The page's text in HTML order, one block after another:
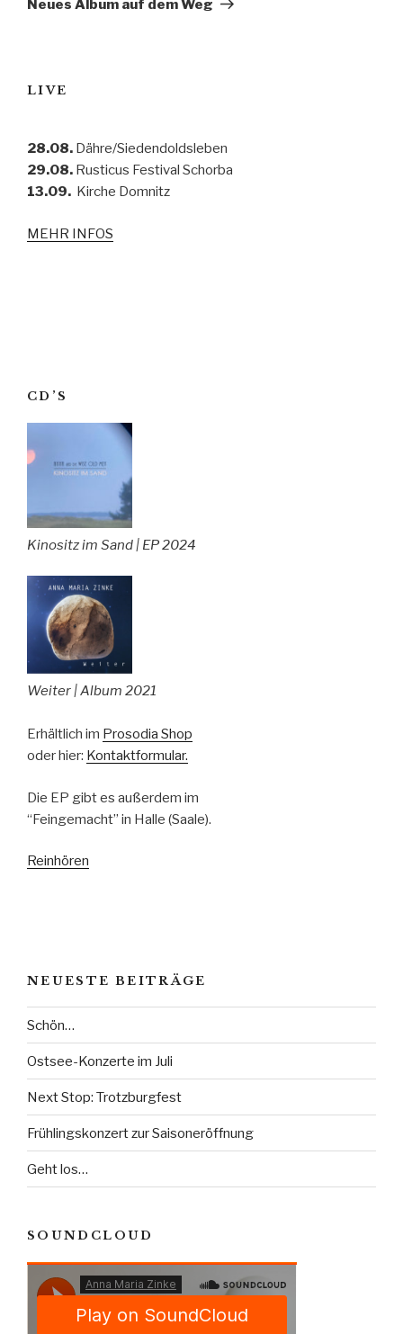
Neues Album auf dem Weg
LIVE
28.08. Dähre/Siedendoldsleben
29.08. Rusticus Festival Schorba
13.09. Kirche Domnitz
MEHR INFOS
CD’S
Kinositz im Sand | EP 2024
Weiter | Album 2021
Erhältlich im Prosodia Shop
oder hier: Kontaktformular.
Die EP gibt es außerdem im
“Feingemacht” in Halle (Saale).
Reinhören
NEUESTE BEITRÄGE
Schön…
Ostsee-Konzerte im Juli
Next Stop: Trotzburgfest
Frühlingskonzert zur Saisoneröffnung
Geht los…
SOUNDCLOUD